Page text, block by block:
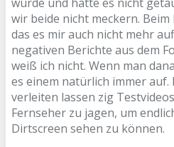
wir beide nicht meckern.
das es mir auch nicht mehr
negativen Berichte aus dem
weiß ich nicht. Wenn man
es einem natürlich immer auf.
verleiten lassen zig
Fernseher zu jagen, um
Dirtscreen sehen zu können.